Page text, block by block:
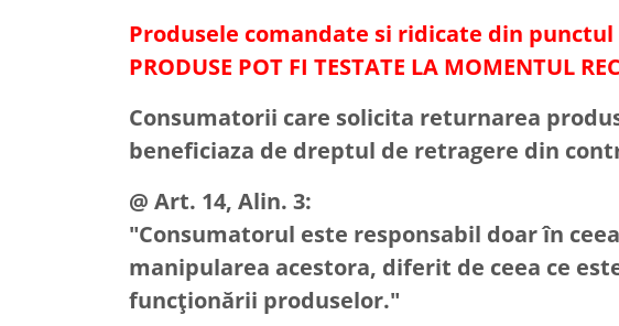
Produsele comandate si ridicate din punctul
PRODUSE POT FI TESTATE LA MOMENTUL
Consumatorii care solicita returnarea
beneficiaza de dreptul de retragere din
@ Art. 14, Alin. 3:
"Consumatorul este responsabil doar în
manipularea acestora, diferit de ceea ce
funcţionării produselor."